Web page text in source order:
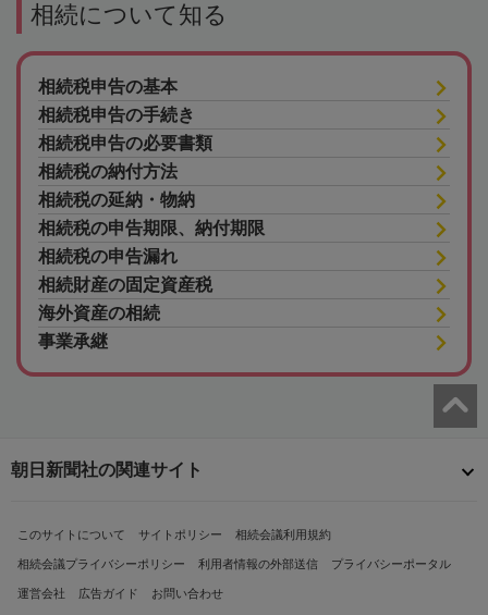
相続について知る
相続税申告の基本
相続税申告の手続き
相続税申告の必要書類
相続税の納付方法
相続税の延納・物納
相続税の申告期限、納付期限
相続税の申告漏れ
相続財産の固定資産税
海外資産の相続
事業承継
朝日新聞社の関連サイト
このサイトについて サイトポリシー 相続会議利用規約
相続会議プライバシーポリシー 利用者情報の外部送信 プライバシーポータル
運営会社 広告ガイド お問い合わせ